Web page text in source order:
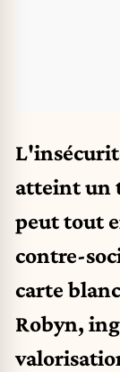
atteint un
peut tout
contre-
carte
Robyn,